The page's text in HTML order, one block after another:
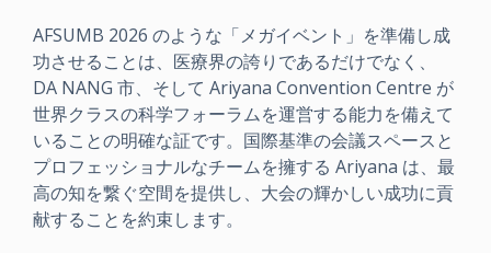
AFSUMB 2026 のような「メガイベント」を準備し成
功させることは、医療界の誇りであるだけでなく、
DA NANG 市、そして Ariyana Convention Centre が
世界クラスの科学フォーラムを運営する能力を備えて
いることの明確な証です。国際基準の会議スペースと
プロフェッショナルなチームを擁する Ariyana は、最
高の知を繋ぐ空間を提供し、大会の輝かしい成功に貢
献することを約束します。